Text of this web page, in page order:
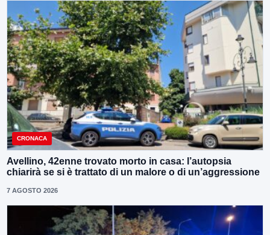
CRONACA
Avellino, 42enne trovato morto in casa: l’autopsia
chiarirà se si è trattato di un malore o di un’aggressione
7 AGOSTO 2026